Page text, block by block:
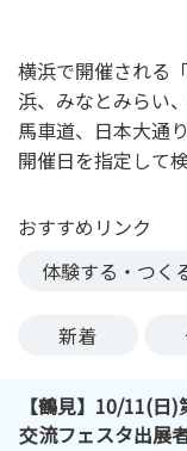
ク横浜で開催される
浜、みなとみらい
馬車道、日本大通
開催日を指定して
おすすめリンク
体験する・つく
新着
【鶴見】10/11(日
交流フェスタ出展